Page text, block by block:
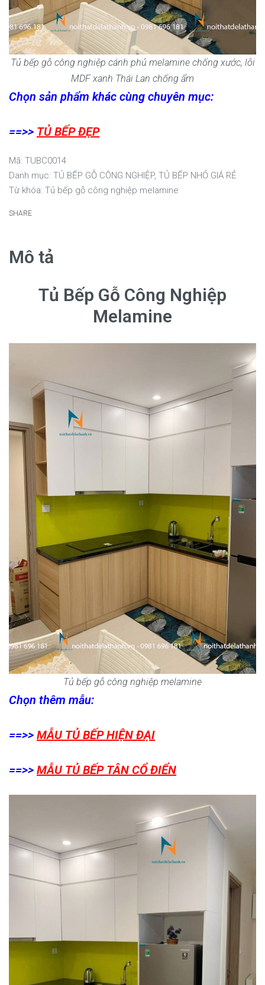
Tủ bếp gỗ công nghiệp cánh phủ melamine chống xước, lõi
MDF xanh Thái Lan chống ẩm
Chọn sản phẩm khác cùng chuyên mục:
==>> TỦ BẾP ĐẸP
TUBC0014
Danh mục: TỦ BẾP GỖ CÔNG NGHIỆP, TỦ BẾP NHỎ GIÁ RẺ
Từ khóa: Tủ bếp gỗ công nghiệp melamine
SHARE
Mô tả
Tủ Bếp Gỗ Công Nghiệp
Melamine
Tủ bếp gỗ công nghiệp melamine
Chọn thêm mẫu:
==>> MẪU TỦ BẾP HIỆN ĐẠI
==>> MẪU TỦ BẾP TÂN CỔ ĐIỂN